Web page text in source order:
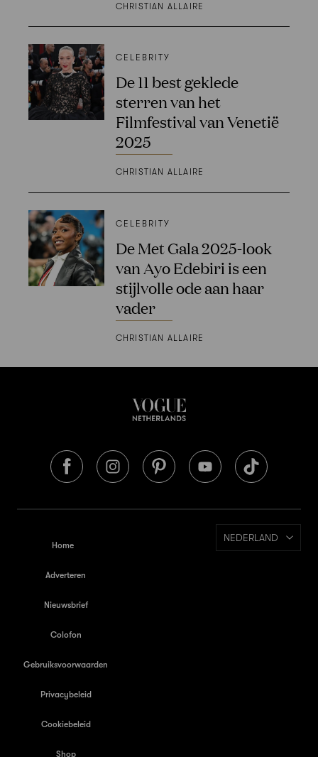
CHRISTIAN ALLAIRE
CELEBRITY
De 11 best geklede
sterren van het
Filmfestival van Venetië
2025
CHRISTIAN ALLAIRE
CELEBRITY
De Met Gala 2025-look
van Ayo Edebiri is een
stijlvolle ode aan haar
vader
CHRISTIAN ALLAIRE
Home
Adverteren
Nieuwsbrief
Colofon
Gebruiksvoorwaarden
Privacybeleid
Cookiebeleid
Shop
NEDERLAND